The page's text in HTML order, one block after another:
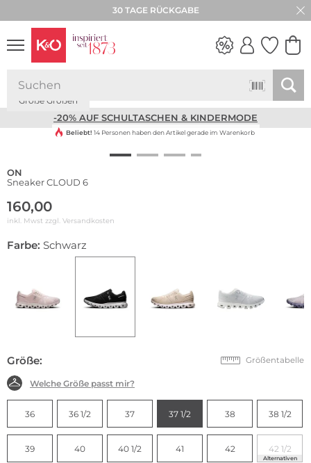
30 TAGE RÜCKGABE
NEW IN
WEDDING
-20% AUF SCHULTASCHEN & KINDERMODE
Große Größen
Beliebt! 14 Personen haben den Artikel gerade im Warenkorb
ON
Sneaker CLOUD 6
160,00
inkl. Mwst zzgl. Versandkosten
Farbe: Schwarz
Größe: Größentabelle
Welche Größe passt mir?
36 36 1/2 37 37 1/2 38 38 1/2
39 40 40 1/2 41 42 42 1/2
Alternativen